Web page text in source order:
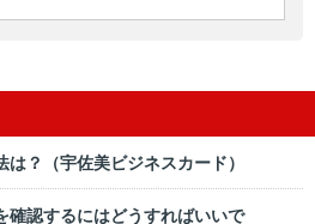
？（宇佐美ビジネスカード）
確認するにはどうすればいいで